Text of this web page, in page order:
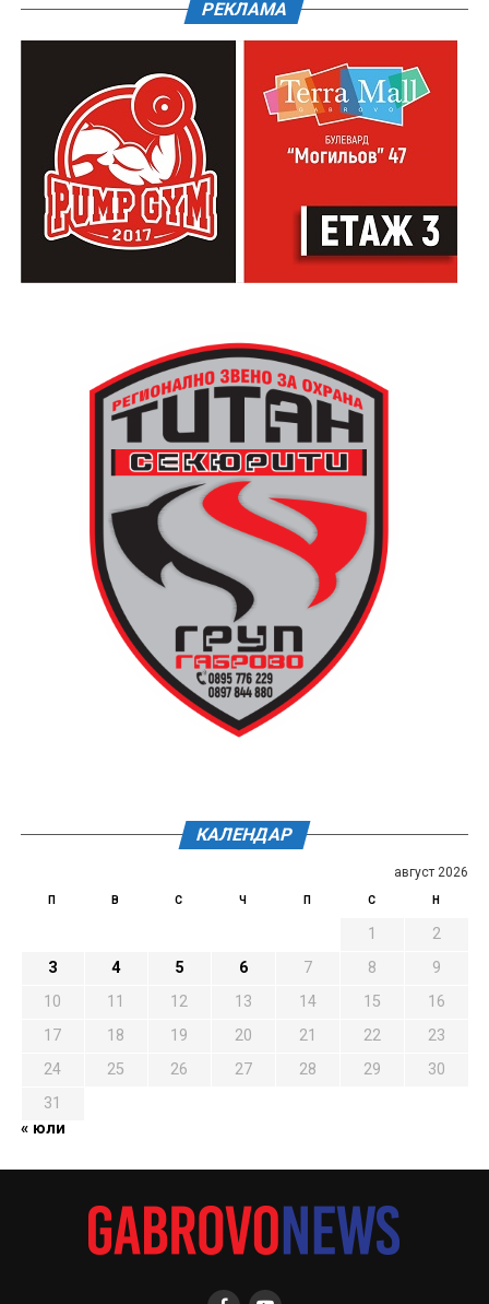
РЕКЛАМА
КАЛЕНДАР
август 2026
П В С Ч П С Н
1
2
3
4 5 6 7 8
9
10
11 12 13 14 15
16
17
18 19 20 21 22
23
24
25 26 27 28 29
30
31
« юли